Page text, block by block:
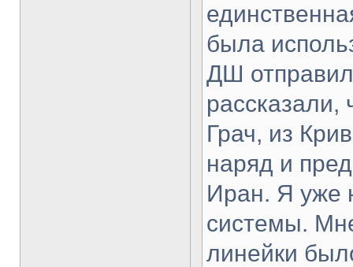
была
ДШ
Грач, из
наряд и
Иран. Я уже
системы.
линейки